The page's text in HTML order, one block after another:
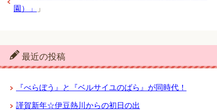
園）」
」
最近の投稿
『べらぼう』と『ベルサイユのばら』が同時代！
謹賀新年☆伊豆熱川からの初日の出